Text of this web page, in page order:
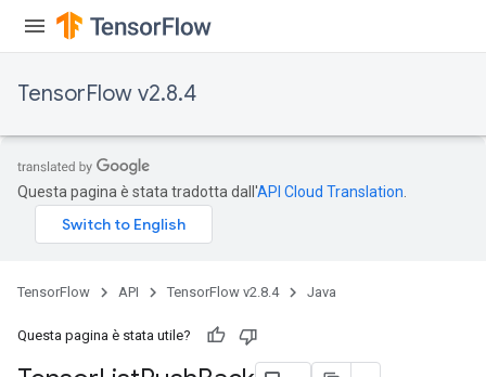
TensorFlow v2.8.4
Questa pagina è stata tradotta dall'API Cloud Translation
TensorFlow API TensorFlow v2.8.4 Java
Questa pagina è stata utile?